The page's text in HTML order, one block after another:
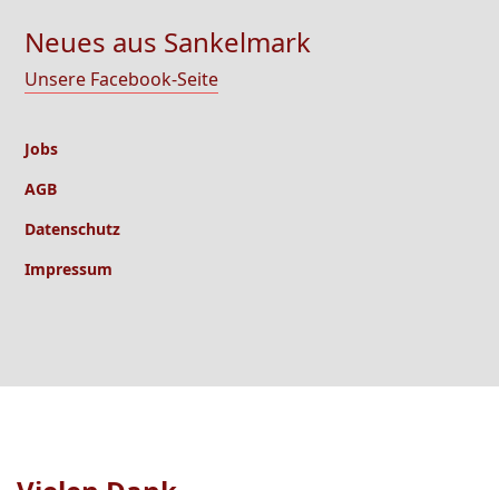
Neues aus Sankelmark
Unsere Facebook-Seite
Jobs
AGB
Datenschutz
Impressum